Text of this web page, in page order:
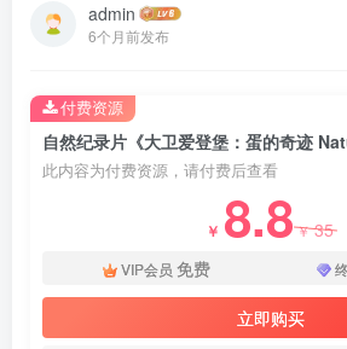
admin
6个月前发布
此内容为付费资源，请付费后查看
￥ 8.8￥35
VIP会员 免费
立即购买
付费资源